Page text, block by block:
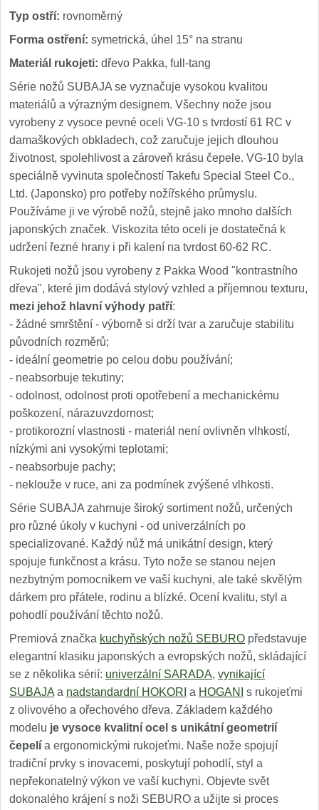
Typ ostří: rovnoměrný
Forma ostření: symetrická, úhel 15° na stranu
Materiál rukojeti: dřevo Pakka, full-tang
Série nožů SUBAJA se vyznačuje vysokou kvalitou
materiálů a výrazným designem. Všechny nože jsou
vyrobeny z vysoce pevné oceli VG-10 s tvrdostí 61 RC v
damaškových obkladech, což zaručuje jejich dlouhou
životnost, spolehlivost a zároveň krásu čepele. VG-10 byla
speciálně vyvinuta společností Takefu Special Steel Co.,
Ltd. (Japonsko) pro potřeby nožířského průmyslu.
Používáme ji ve výrobě nožů, stejně jako mnoho dalších
japonských značek. Viskozita této oceli je dostatečná k
udržení řezné hrany i při kalení na tvrdost 60-62 RC.
Rukojeti nožů jsou vyrobeny z Pakka Wood "kontrastního
dřeva", které jim dodává stylový vzhled a příjemnou texturu,
mezi jehož hlavní výhody patří:
- žádné smrštění - výborně si drží tvar a zaručuje stabilitu
původních rozměrů;
- ideální geometrie po celou dobu používání;
- neabsorbuje tekutiny;
- odolnost, odolnost proti opotřebení a mechanickému
poškození, nárazuvzdornost;
- protikorozní vlastnosti - materiál není ovlivněn vlhkostí,
nízkými ani vysokými teplotami;
- neabsorbuje pachy;
- neklouže v ruce, ani za podmínek zvýšené vlhkosti.
Série SUBAJA zahrnuje široký sortiment nožů, určených
pro různé úkoly v kuchyni - od univerzálních po
specializované. Každý nůž má unikátní design, který
spojuje funkčnost a krásu. Tyto nože se stanou nejen
nezbytným pomocníkem ve vaší kuchyni, ale také skvělým
dárkem pro přátele, rodinu a blízké. Ocení kvalitu, styl a
pohodlí používání těchto nožů.
Premiová značka kuchyňských nožů SEBURO představuje
elegantní klasiku japonských a evropských nožů, skládající
se z několika sérií: univerzální SARADA, vynikající
SUBAJA a nadstandardní HOKORI a HOGANI
s rukojeťmi
z olivového a ořechového dřeva. Základem každého
modelu je vysoce kvalitní ocel s unikátní geometrií
čepelí a ergonomickými rukojeťmi. Naše nože spojují
tradiční prvky s inovacemi, poskytují pohodlí, styl a
nepřekonatelný výkon ve vaší kuchyni. Objevte svět
dokonalého krájení s noži SEBURO a užijte si proces